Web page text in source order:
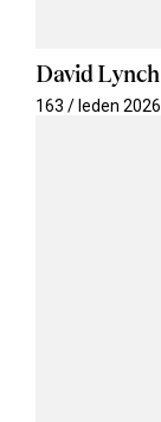
David Lynch
163 / leden 2026